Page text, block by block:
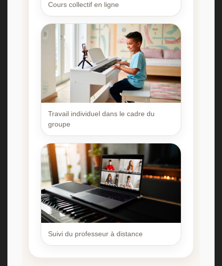
Cours collectif en ligne
Travail individuel dans le cadre du
groupe
Suivi du professeur à distance